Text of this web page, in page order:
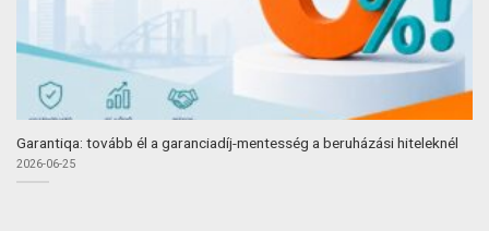
Garantiqa: tovább él a garanciadíj-mentesség a beruházási hiteleknél
2026-06-25